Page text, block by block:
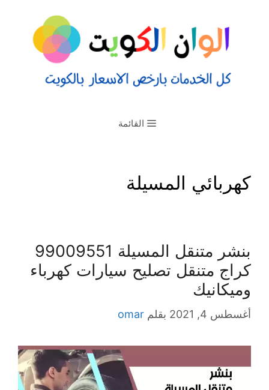
القائمة
كهربائي المسيلة
كراج متنقل تصليح سيارات كهرباء
وميكانيك
أغسطس 4, 2021 بقلم omar